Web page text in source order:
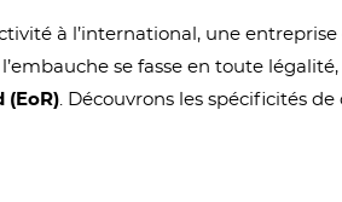
à l’international, une
l’embauche se fasse en toute
(EoR). Découvrons les spécificités